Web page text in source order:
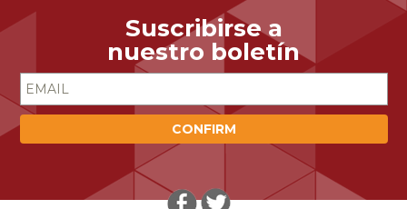
Suscribirse a
nuestro boletín